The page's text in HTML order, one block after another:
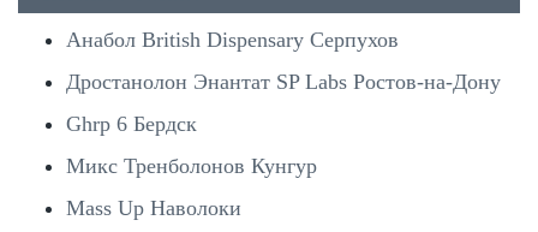
Анабол British Dispensary Серпухов
Дростанолон Энантат SP Labs Ростов-на-Дону
Ghrp 6 Бердск
Микс Тренболонов Кунгур
Mass Up Наволоки